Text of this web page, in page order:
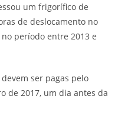
um frigorífico de
de deslocamento no
período entre 2013 e
devem ser pagas pelo
de 2017, um dia antes da